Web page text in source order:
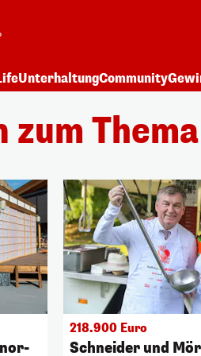
UnterhaltungCommunity
218.900 Euro
Schneider und